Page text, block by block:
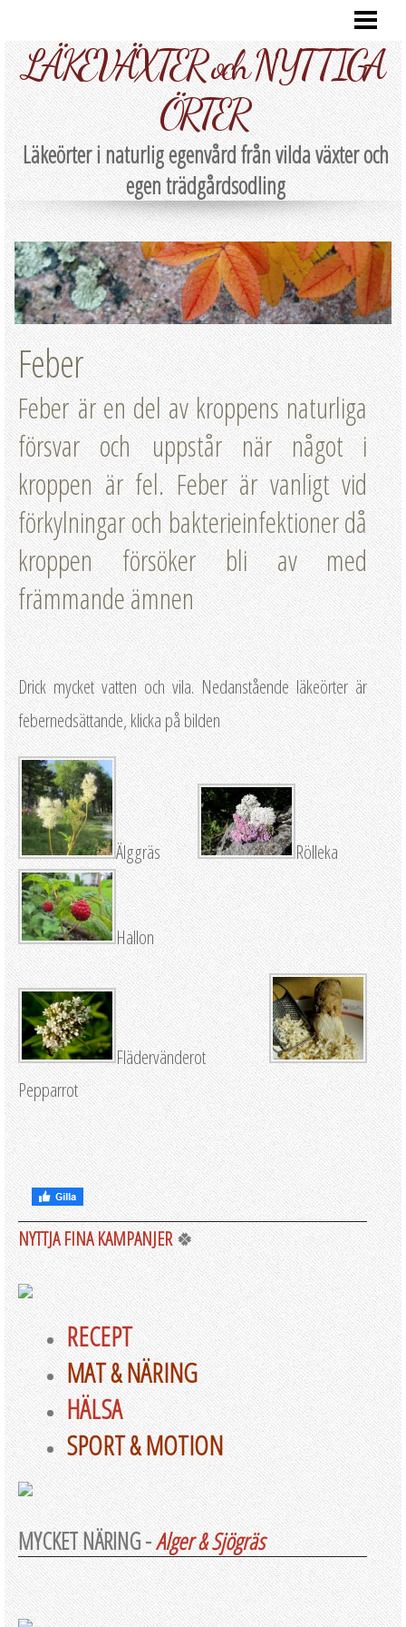
RECEPT
LÄKEÖRTER A-Ö
NATURLIG EGENVÅRD
EGENSKAPER
BEREDNING
SKÖRDA/FÖRVARA
PARTNERS
LÄKEVÄXTER och NYTTIGA
ÖRTER
Läkeörter i naturlig egenvård från vilda växter och
egen trädgårdsodling
Feber
Feber är en del av kroppens naturliga
försvar och uppstår när något i
kroppen är fel. Feber är vanligt vid
förkylningar och bakterieinfektioner då
kroppen försöker bli av med
främmande ämnen
Drick mycket vatten och vila. Nedanstående läkeörter är
febernedsättande, klicka på bilden
Älggräs Rölleka
Hallon
Flädervänderot
Pepparrot
NYTTJA FINA KAMPANJER🍀
RECEPT
MAT & NÄRING
HÄLSA
SPORT & MOTION
MYCKET NÄRING -Alger & Sjögräs